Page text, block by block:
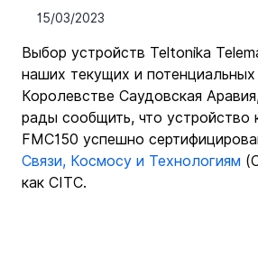
15/03/2023
Выбор устройств Teltonika
наших текущих и потенциальных
Королевстве Саудовская
рады сообщить, что устройство
FMC150 успешно
Связи, Космосу и Технологиям
как CITC.